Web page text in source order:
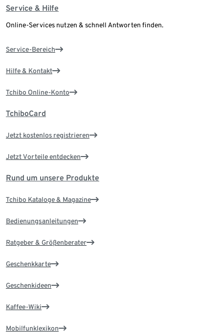
Service & Hilfe
Online-Services nutzen & schnell Antworten finden.
Service-Bereich
Hilfe & Kontakt
Tchibo Online-Konto
TchiboCard
Jetzt kostenlos registrieren
Jetzt Vorteile entdecken
Rund um unsere Produkte
Tchibo Kataloge & Magazine
Bedienungsanleitungen
Ratgeber & Größenberater
Geschenkkarte
Geschenkideen
Kaffee-Wiki
Mobilfunklexikon